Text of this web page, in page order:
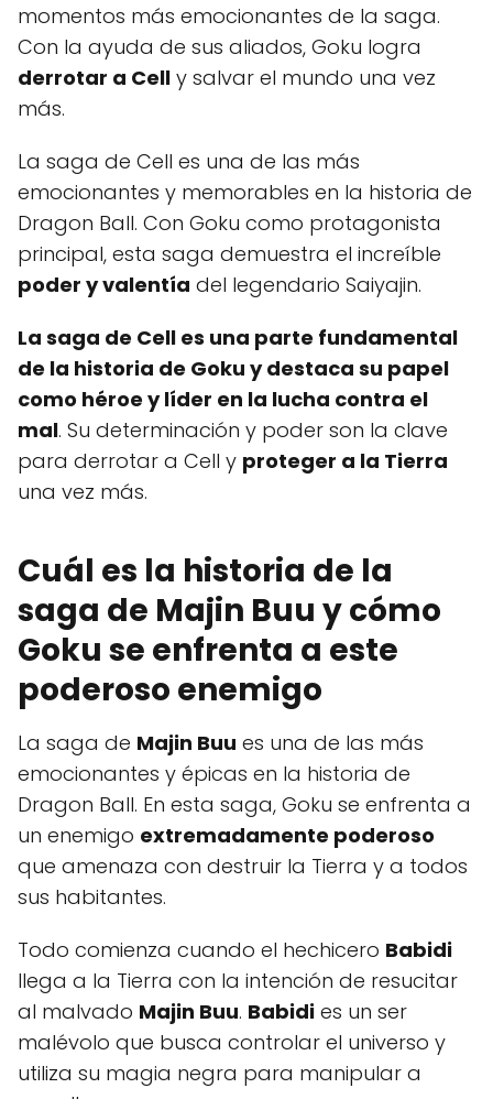
momentos más emocionantes de la saga.
Con la ayuda de sus aliados, Goku logra
derrotar a Cell y salvar el mundo una vez
más.
La saga de Cell es una de las más
emocionantes y memorables en la historia de
Dragon Ball. Con Goku como protagonista
principal, esta saga demuestra el increíble
poder y valentía del legendario Saiyajin.
La saga de Cell es una parte fundamental
de la historia de Goku y destaca su papel
como héroe y líder en la lucha contra el
mal. Su determinación y poder son la clave
para derrotar a Cell y proteger a la Tierra
una vez más.
Cuál es la historia de la
saga de Majin Buu y cómo
Goku se enfrenta a este
poderoso enemigo
La saga de Majin Buu es una de las más
emocionantes y épicas en la historia de
Dragon Ball. En esta saga, Goku se enfrenta a
un enemigo extremadamente poderoso
que amenaza con destruir la Tierra y a todos
sus habitantes.
Todo comienza cuando el hechicero Babidi
llega a la Tierra con la intención de resucitar
al malvado Majin Buu. Babidi es un ser
malévolo que busca controlar el universo y
utiliza su magia negra para manipular a